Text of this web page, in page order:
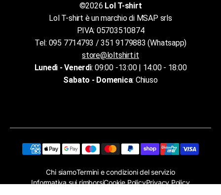
©2026 Lol T-shirt
Lol T-shirt è un marchio di MSAP srls
P.IVA: 05703510874
Tel: 095 7714793 / 351 9179883 (Whatsapp)
store@loltshirt.it
Lunedì - Venerdì: 09:00 -13:00 | 14:00 - 18:00
Sabato - Domenica: Chiuso
Chi siamoTermini e condizioni del servizio
Informativa sui rimborsiCookie PolicyPrivacy Policy